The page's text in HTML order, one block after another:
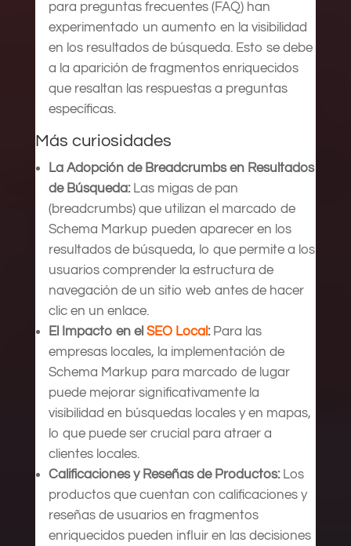
para preguntas frecuentes (FAQ) han
experimentado un aumento en la visibilidad
en los resultados de búsqueda. Esto se debe
a la aparición de fragmentos enriquecidos
que resaltan las respuestas a preguntas
específicas.
Más curiosidades
La Adopción de Breadcrumbs en Resultados
de Búsqueda:Las migas de pan
(breadcrumbs) que utilizan el marcado de
Schema Markup pueden aparecer en los
resultados de búsqueda, lo que permite a los
usuarios comprender la estructura de
navegación de un sitio web antes de hacer
clic en un enlace.
El Impacto en el SEO Local :Para las
empresas locales, la implementación de
Schema Markup para marcado de lugar
puede mejorar significativamente la
visibilidad en búsquedas locales y en mapas,
lo que puede ser crucial para atraer a
clientes locales.
Calificaciones y Reseñas de Productos:Los
productos que cuentan con calificaciones y
reseñas de usuarios en fragmentos
enriquecidos pueden influir en las decisiones